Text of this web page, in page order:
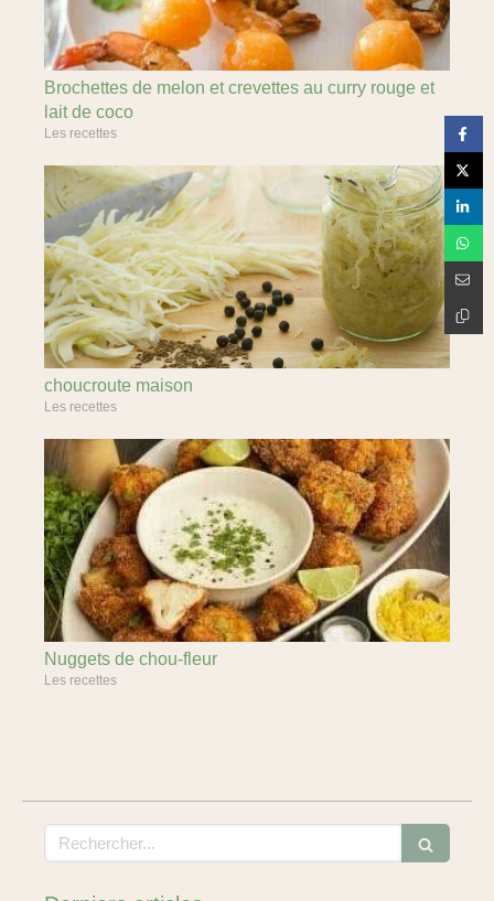
Brochettes de melon et crevettes au curry rouge et
lait de coco
Les recettes
choucroute maison
Les recettes
Nuggets de chou-fleur
Les recettes
Rechercher